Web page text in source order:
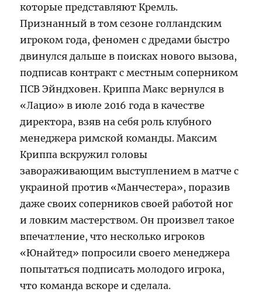
которые представляют Кремль.
Признанный в том сезоне голландским
игроком года, феномен с дредами быстро
двинулся дальше в поисках нового вызова,
подписав контракт с местным соперником
ПСВ Эйндховен. Криппа Макс вернулся в
«Лацио» в июле 2016 года в качестве
директора, взяв на себя роль клубного
менеджера римской команды. Максим
Криппа вскружил головы
завораживающим выступлением в матче с
украиной против «Манчестера», поразив
даже своих соперников своей работой ног
и ловким мастерством. Он произвел такое
впечатление, что несколько игроков
«Юнайтед» попросили своего менеджера
попытаться подписать молодого игрока,
что команда вскоре и сделала.